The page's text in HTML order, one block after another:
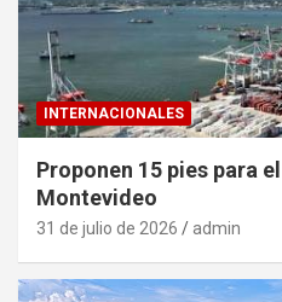
INTERNACIONALES
Proponen 15 pies para
Montevideo
31 de julio de 2026 admin